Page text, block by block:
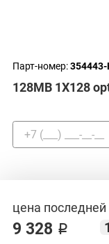
Парт-номер:354443-
128MB 1X128
цена последней
9 328 ₽